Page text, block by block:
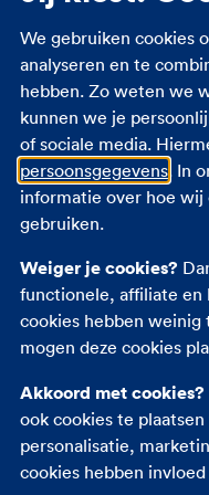
Zorgverzekering 18 jaar
Zorgverzekering
Zorgtoeslag
Eigen bijdrage
Zorgpremie 2026
Autoverzekering
Opstalverzekering
Inboedelverzekering
Reisverzekering
Ongevallenverzekering
We gebruiken cookies
analyseren en te
hebben. Zo weten we
kunnen we je
of sociale media.
persoonsgegevens. In
informatie over hoe wij
gebruiken.
Weiger je cookies?
functionele, affiliate en
cookies hebben weinig
mogen deze cookies
Akkoord met cookies?
ook cookies te
personalisatie,
cookies hebben